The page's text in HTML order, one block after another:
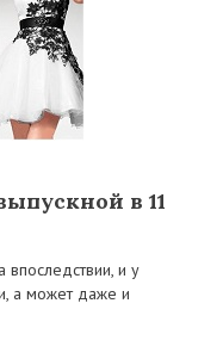
в 11
и у
а может даже и